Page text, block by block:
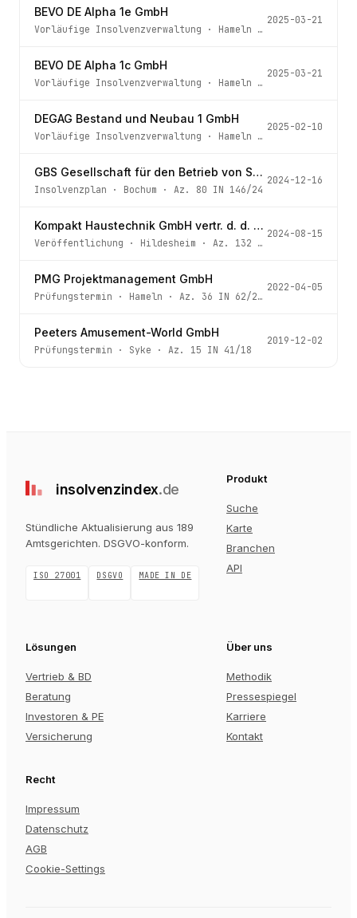
BEVO DE Alpha 1e GmbH
Vorläufige Insolvenzverwaltung · Hameln
2025-03-21
BEVO DE Alpha 1c GmbH
Vorläufige Insolvenzverwaltung · Hameln
2025-03-21
DEGAG Bestand und Neubau 1 GmbH
Vorläufige Insolvenzverwaltung · Hameln
2025-02-10
GBS Gesellschaft für den Betrieb von Sozialeinrichtungen mbH
Insolvenzplan · Bochum · Az. 80 IN 146/24
2024-12-16
Kompakt Haustechnik GmbH vertr. d. d. GF Tobias Schönijahn
Veröffentlichung · Hildesheim · Az. 132 IN 6/23
2024-08-15
PMG Projektmanagement GmbH
Prüfungstermin · Hameln · Az. 36 IN 62/21 -3
2022-04-05
Peeters Amusement-World GmbH
Prüfungstermin · Syke · Az. 15 IN 41/18
2019-12-02
insolvenzindex.de
Stündliche Aktualisierung aus 189
Amtsgerichten. DSGVO-konform.
ISO 27001 DSGVO MADE IN DE
Produkt
Suche
Karte
Branchen
API
Lösungen
Vertrieb & BD
Beratung
Investoren & PE
Versicherung
Über uns
Methodik
Pressespiegel
Karriere
Kontakt
Recht
Impressum
Datenschutz
AGB
Cookie-Settings